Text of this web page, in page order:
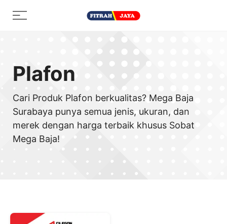
Menu
Plafon
Cari Produk Plafon berkualitas? Mega Baja
Surabaya punya semua jenis, ukuran, dan
merek dengan harga terbaik khusus Sobat
Mega Baja!